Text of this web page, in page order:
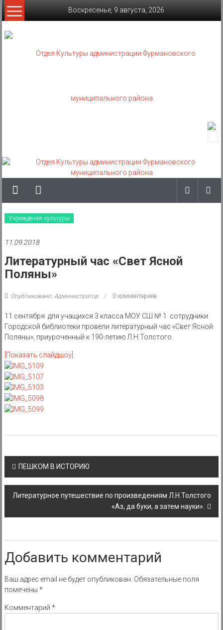
Skip
to
Воскресенье, 9 августа, 2026
администрации
Фурмановского
муниципального
района
Муниципальное
казенное
учреждение
Учреждения культуры
11.09.2018
Литературный час «Свет Ясной
Поляны»
Опубликовано: Администратор 0 комментариев
11 сентября для учащихся 3 класса МОУ СШ № 1 сотрудники
Городской библиотеки провели литературный час «Свет Ясной
Поляны», приуроченный к 190-летию Л.Н.Толстого.
[Показать слайдшоу]
Post
navigation
ПЕШКОМ В ИСТОРИЮ
Литературное путешествие по произведениям Л.Н.Толстого
«Аз, да буки, а затем науки».
Добавить комментарий
Ваш адрес email не будет опубликован. Обязательные поля
помечены *
Комментарий *